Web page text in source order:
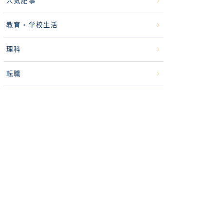
教育・学校生活
理科
転職